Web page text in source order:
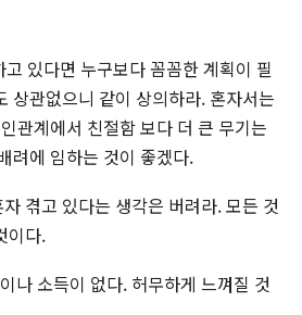
있다면 누구보다 꼼꼼한 계획이 필
상관없으니 같이 상의하라. 혼자서는
관계에서 친절함 보다 더 큰 무기는
려에 임하는 것이 좋겠다.
겪고 있다는 생각은 버려라. 모든 것
이다.
나 소득이 없다. 허무하게 느껴질 것